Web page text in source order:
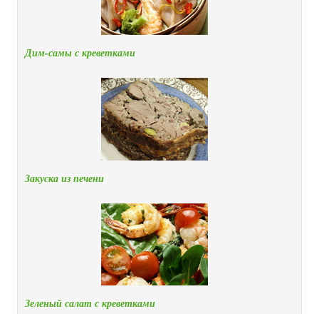
Дим-самы с креветками
Закуска из печени
Зеленый салат с креветками